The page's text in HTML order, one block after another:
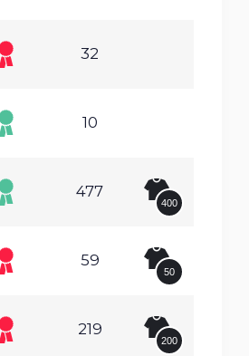
32
10
477
400
59
50
219
200